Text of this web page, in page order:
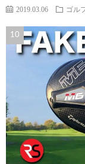
2019.03.06 ゴル